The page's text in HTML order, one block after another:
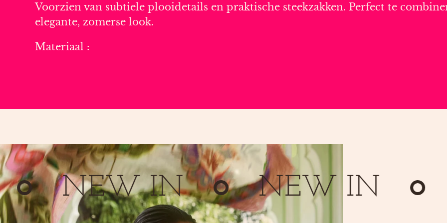
Voorzien van subtiele plooidetails en praktische steekzakken. Perfect te
elegante, zomerse look.
Materiaal :
NEW IN NEW IN